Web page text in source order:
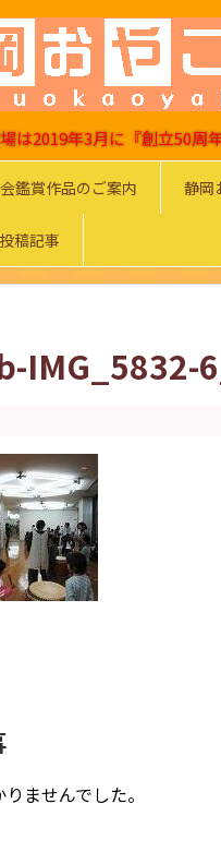
は2019年3月に『創立50周
鑑賞作品のご案内 静岡
投稿記事
IMG_5832-
ませんでした。